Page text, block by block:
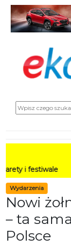
CK
Wydarzenia
Nowi
– ta
Polsce